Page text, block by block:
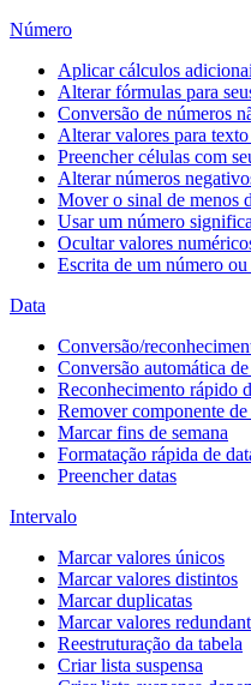
Número
Aplicar cálculos
Alterar fórmulas para
Conversão de números
Alterar valores para
Preencher células com
Alterar números
Mover o sinal de menos
Usar um número
Ocultar valores
Escrita de um número
Data
Conversão/
Conversão automática de
Reconhecimento rápido
Remover componente
Marcar fins de semana
Formatação rápida de
Preencher datas
Intervalo
Marcar valores únicos
Marcar valores distintos
Marcar duplicatas
Marcar valores
Reestruturação da tabela
Criar lista suspensa